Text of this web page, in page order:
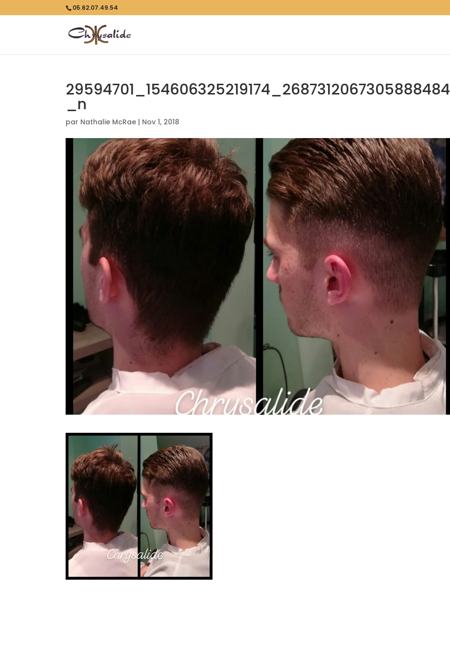
05.62.07.49.54
29594701_154606325219174_2687312067305888484
_n
par Nathalie McRae | Nov 1, 2018